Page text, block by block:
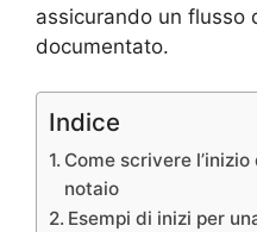
assicurando un flusso
documentato.
Indice
Come scrivere
notaio
Esempi di inizi per